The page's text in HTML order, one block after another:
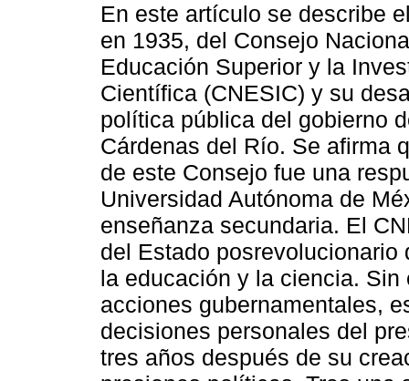
En este artículo se describe
en 1935, del Consejo
Educación Superior y la
Científica (CNESIC) y su
política pública del gobierno
Cárdenas del Río. Se afirma
de este Consejo fue una
Universidad Autónoma de
enseñanza secundaria. El
del Estado
la educación y la ciencia.
acciones gubernamentales,
decisiones personales del
tres años después de su